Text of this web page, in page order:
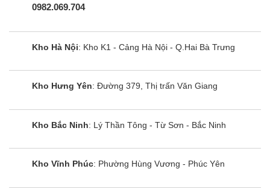
0982.069.704
Kho Hà Nội: Kho K1 - Cảng Hà Nội - Q.Hai Bà Trưng
Kho Hưng Yên: Đường 379, Thị trấn Văn Giang
Kho Bắc Ninh: Lý Thần Tông - Từ Sơn - Bắc Ninh
Kho Vĩnh Phúc: Phường Hùng Vương - Phúc Yên